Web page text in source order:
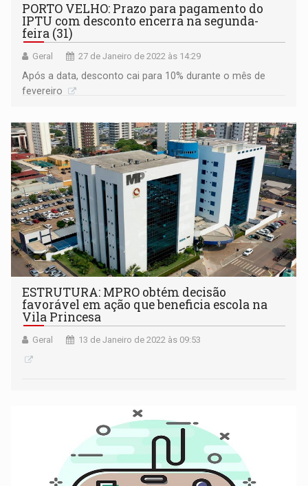
PORTO VELHO: Prazo para pagamento do
IPTU com desconto encerra na segunda-
feira (31)
Geral 27 de Janeiro de 2022 às 14:29
Após a data, desconto cai para 10% durante o mês de
fevereiro
ESTRUTURA: MPRO obtém decisão
favorável em ação que beneficia escola na
Vila Princesa
Geral 13 de Janeiro de 2022 às 09:53